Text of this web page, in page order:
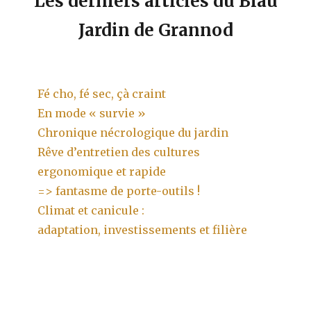
Jardin de Grannod
Fé cho, fé sec, çà craint
En mode « survie »
Chronique nécrologique du jardin
Rêve d’entretien des cultures
ergonomique et rapide
=> fantasme de porte-outils !
Climat et canicule :
adaptation, investissements et filière